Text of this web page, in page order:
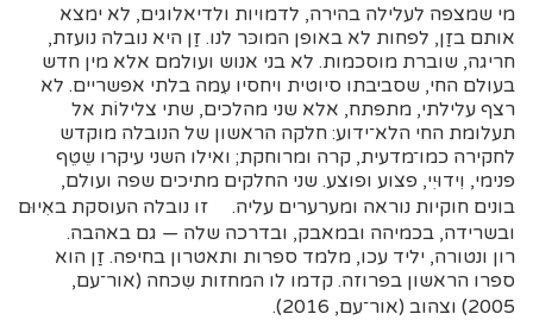
מי שמצפה לעלילה בהירה, לדמויות ולדיאלוגים, לא ימצא
אותם בזַן, לפחות לא באופן המוכּר לנו. זַן היא נובלה נועזת,
חריגה, שוברת מוסכמות. לא בני אנוש ועולמם אלא מין חדש
בעולם החי, שסביבתו סיוטית ויחסיו עִמה בלתי אפשריים. לא
רצף עלילתי, מתפתח, אלא שני מהלכים, שתי צלילוֹת אל
תעלומת החי הלא־ידוע: חלקה הראשון של הנובלה מוקדש
לחקירה כמו־מדעית, קרה ומרוחקת; ואילו השני עיקרו שֵטֵף
פנימי, וִידוּיִי, פצוע ופוצע. שני החלקים מתיכים שפה ועולם,
בונים חוקיות נוראה ומערערים עליה. זו נובלה העוסקת באִיוּם
ובשרידה, בכמיהה ובמאבק, ובדרכה שלה — גם באהבה.
רון ונטורה, יליד עכו, מלמד ספרות ותאטרון בחיפה. זַן הוא
ספרו הראשון בפרוזה. קדמו לו המחזות שִכחה (אור־עם,
2005) וצהוב (אור־עם, 2016).